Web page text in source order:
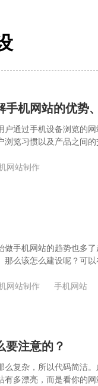
户通过手机设备浏览的
浏览习惯以及产品之间
网站制作
做手机网站的趋势也多
么该怎么建设呢？可
网站制作 手机网站
要注意的？
么复杂，所以代码简洁
多漂亮，而是看你的